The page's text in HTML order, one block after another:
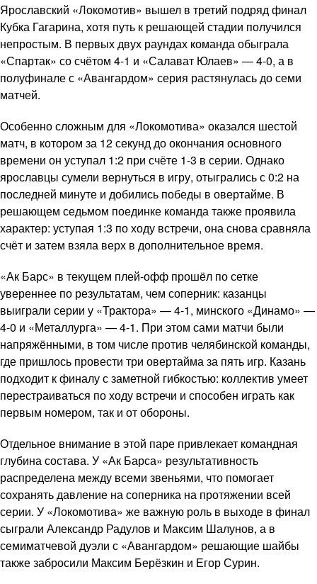
Ярославский «Локомотив» вышел в третий подряд финал
Кубка Гагарина, хотя путь к решающей стадии получился
непростым. В первых двух раундах команда обыграла
«Спартак» со счётом 4-1 и «Салават Юлаев» — 4-0, а в
полуфинале с «Авангардом» серия растянулась до семи
матчей.
Особенно сложным для «Локомотива» оказался шестой
матч, в котором за 12 секунд до окончания основного
времени он уступал 1:2 при счёте 1-3 в серии. Однако
ярославцы сумели вернуться в игру, отыгрались с 0:2 на
последней минуте и добились победы в овертайме. В
решающем седьмом поединке команда также проявила
характер: уступая 1:3 по ходу встречи, она снова сравняла
счёт и затем взяла верх в дополнительное время.
«Ак Барс» в текущем плей-офф прошёл по сетке
увереннее по результатам, чем соперник: казанцы
выиграли серии у «Трактора» — 4-1, минского «Динамо» —
4-0 и «Металлурга» — 4-1. При этом сами матчи были
напряжёнными, в том числе против челябинской команды,
где пришлось провести три овертайма за пять игр. Казань
подходит к финалу с заметной гибкостью: коллектив умеет
перестраиваться по ходу встречи и способен играть как
первым номером, так и от обороны.
Отдельное внимание в этой паре привлекает командная
глубина состава. У «Ак Барса» результативность
распределена между всеми звеньями, что помогает
сохранять давление на соперника на протяжении всей
серии. У «Локомотива» же важную роль в выходе в финал
сыграли Александр Радулов и Максим Шалунов, а в
семиматчевой дуэли с «Авангардом» решающие шайбы
также забросили Максим Берёзкин и Егор Сурин.